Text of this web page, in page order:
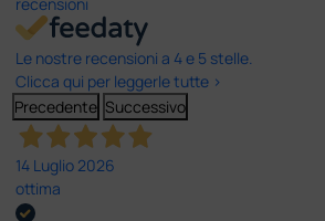
Le nostre recensioni a 4 e 5 stelle.
Clicca qui per leggerle tutte >
Precedente Successivo
14 Luglio 2026
ottima